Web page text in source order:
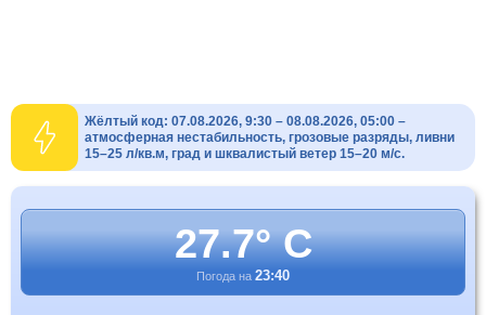
Жёлтый код: 07.08.2026, 9:30 – 08.08.2026, 05:00 –
атмосферная нестабильность, грозовые разряды, ливни
15–25 л/кв.м, град и шквалистый ветер 15–20 м/с.
27.7° C
Погода на 23:40